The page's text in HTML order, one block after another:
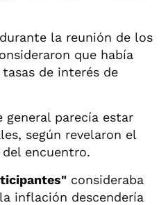
la reunión de los
que había
de interés de
general parecía estar
según revelaron el
del encuentro.
consideraba
inflación descendería